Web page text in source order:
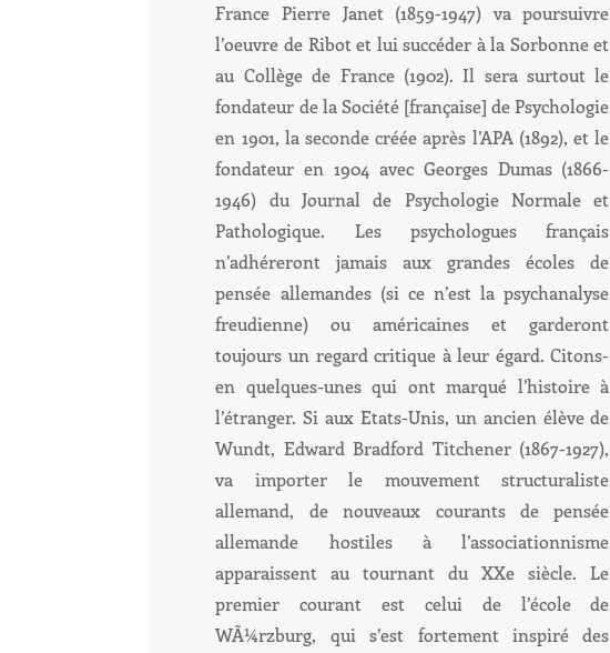
France Pierre Janet (1859-1947) va poursuivre
l’oeuvre de Ribot et lui succéder à la Sorbonne et
au Collège de France (1902). Il sera surtout le
fondateur de la Société [française] de Psychologie
en 1901, la seconde créée après l’APA (1892), et le
fondateur en 1904 avec Georges Dumas (1866-
1946) du Journal de Psychologie Normale et
Pathologique. Les psychologues français
n’adhéreront jamais aux grandes écoles de
pensée allemandes (si ce n’est la psychanalyse
freudienne) ou américaines et garderont
toujours un regard critique à leur égard. Citons-
en quelques-unes qui ont marqué l’histoire à
l’étranger. Si aux Etats-Unis, un ancien élève de
Wundt, Edward Bradford Titchener (1867-1927),
va importer le mouvement structuraliste
allemand, de nouveaux courants de pensée
allemande hostiles à l’associationnisme
apparaissent au tournant du XXe siècle. Le
premier courant est celui de l’école de
WÃ¼rzburg, qui s’est fortement inspiré des